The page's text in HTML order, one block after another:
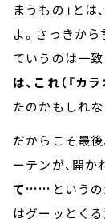
まうもの」とは
よ。さっきから
ていうのは一
は、これ（『カ
たのかもしれな
だからこそ最
ーテンが、開か
て…… という
はグーッとく